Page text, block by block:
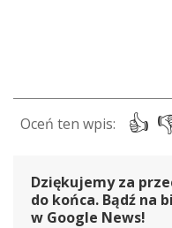
Dziękujemy za
do końca. Bądź na
w Google News!